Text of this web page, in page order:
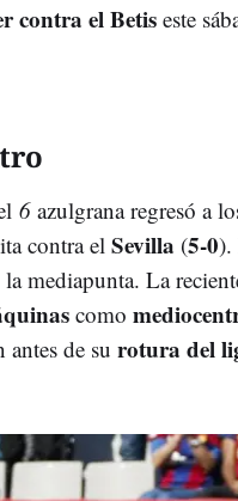
contra el Betis este
6 azulgrana regresó a
contra el Sevilla (5-0).
mediapunta. La
como
de su rotura del